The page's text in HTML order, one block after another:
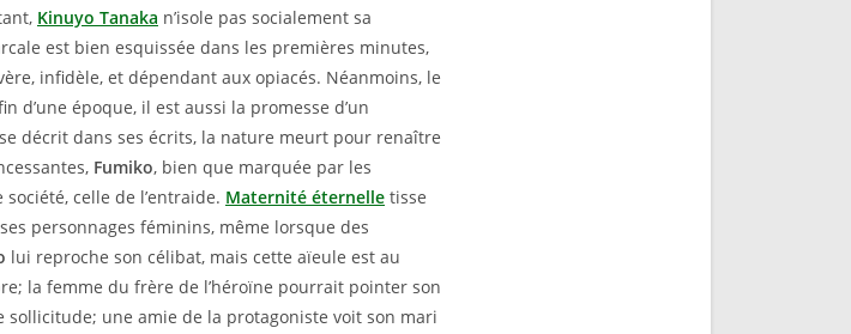
Kinuyo Tanaka n’isole pas socialement sa
est bien esquissée dans les premières minutes,
infidèle, et dépendant aux opiacés. Néanmoins, le
d’une époque, il est aussi la promesse d’un
décrit dans ses écrits, la nature meurt pour renaître
Fumiko, bien que marquée par les
celle de l’entraide. Maternité éternelle tisse
personnages féminins, même lorsque des
lui reproche son célibat, mais cette aïeule est au
la femme du frère de l’héroïne pourrait pointer son
une amie de la protagoniste voit son mari